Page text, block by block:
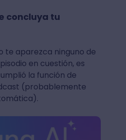
concluya tu
te aparezca ninguno de
en cuestión, es
la función de
(probablemente